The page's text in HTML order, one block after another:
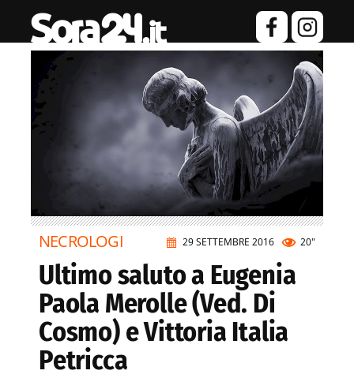
29 SETTEMBRE 2016 20"
NECROLOGI
Ultimo saluto a Eugenia
Paola Merolle (Ved. Di
Cosmo) e Vittoria Italia
Petricca